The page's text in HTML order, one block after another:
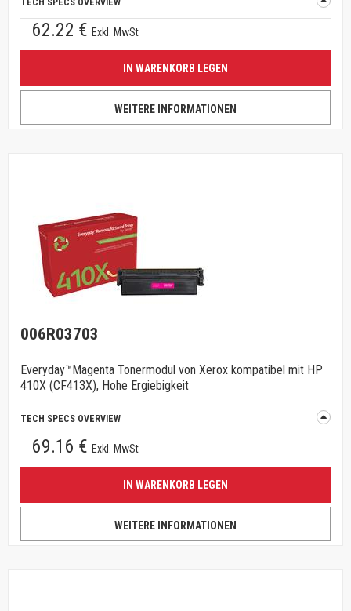
TECH SPECS OVERVIEW
62.22 € Exkl. MwSt
IN WARENKORB LEGEN
WEITERE INFORMATIONEN
006R03703
Everyday™Magenta Tonermodul von Xerox kompatibel mit HP
410X (CF413X), Hohe Ergiebigkeit
TECH SPECS OVERVIEW
69.16 € Exkl. MwSt
IN WARENKORB LEGEN
WEITERE INFORMATIONEN